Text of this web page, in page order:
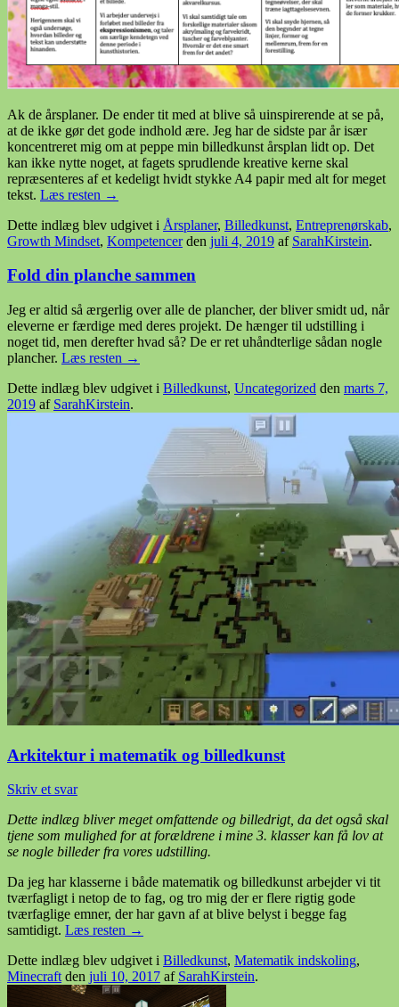
Ak de årsplaner. De ender tit med at blive så uinspirerende at se på,
at de ikke gør det gode indhold ære. Jeg har de sidste par år især
koncentreret mig om at peppe min billedkunst årsplan lidt op. Det
kan ikke nytte noget, at fagets sprudlende kreative kerne skal
repræsenteres af et kedeligt hvidt stykke A4 papir med alt for meget
tekst. Læs resten →
Dette indlæg blev udgivet i Årsplaner, Billedkunst, Entreprenørskab,
Growth Mindset, Kompetencerden juli 4, 2019 af SarahKirstein.
Fold din planche sammen
Jeg er altid så ærgerlig over alle de plancher, der bliver smidt ud, når
eleverne er færdige med deres projekt. De hænger til udstilling i
noget tid, men derefter hvad så? De er ret uhåndterlige sådan nogle
plancher. Læs resten →
Dette indlæg blev udgivet i Billedkunst, Uncategorized den marts 7,
2019 af SarahKirstein.
Arkitektur i matematik og billedkunst
Skriv et svar
Dette indlæg bliver meget omfattende og billedrigt, da det også skal
tjene som mulighed for at forældrene i mine 3. klasser kan få lov at
se nogle billeder fra vores udstilling.
Da jeg har klasserne i både matematik og billedkunst arbejder vi tit
tværfagligt i netop de to fag, og tro mig der er flere rigtig gode
tværfaglige emner, der har gavn af at blive belyst i begge fag
samtidigt. Læs resten →
Dette indlæg blev udgivet i Billedkunst, Matematik indskoling,
Minecraftden juli 10, 2017 af SarahKirstein.